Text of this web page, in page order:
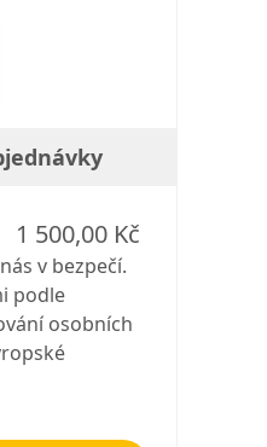
1 500,00 Kč
v bezpečí.
podle
osobních